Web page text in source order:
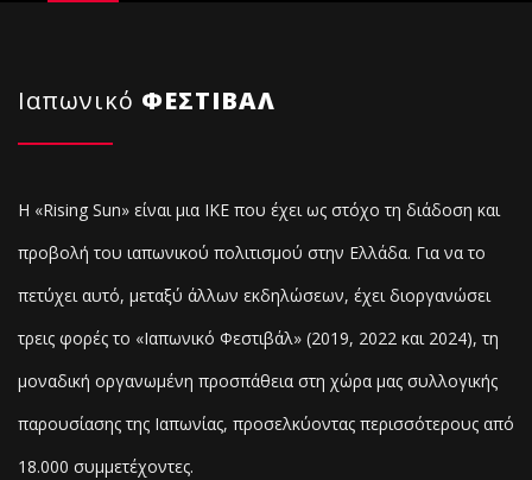
Ιαπωνικό ΦΕΣΤΙΒΑΛ
Η «Rising Sun» είναι μια ΙΚΕ που έχει ως στόχο τη διάδοση και
προβολή του ιαπωνικού πολιτισμού στην Ελλάδα. Για να το
πετύχει αυτό, μεταξύ άλλων εκδηλώσεων, έχει διοργανώσει
τρεις φορές το «Ιαπωνικό Φεστιβάλ» (2019, 2022 και 2024), τη
μοναδική οργανωμένη προσπάθεια στη χώρα μας συλλογικής
παρουσίασης της Ιαπωνίας, προσελκύοντας περισσότερους από
18.000 συμμετέχοντες.